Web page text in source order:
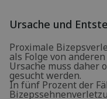
Ursache und
Proximale
als Folge von
Ursache muss daher
gesucht werden.
In fünf Prozent der